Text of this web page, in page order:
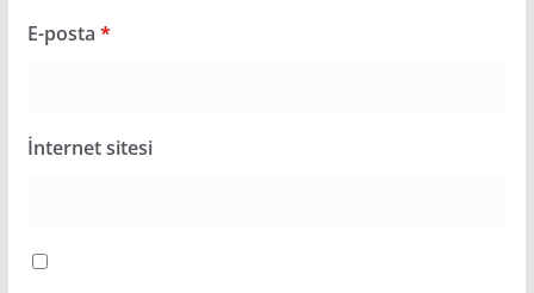
E-posta *
İnternet sitesi